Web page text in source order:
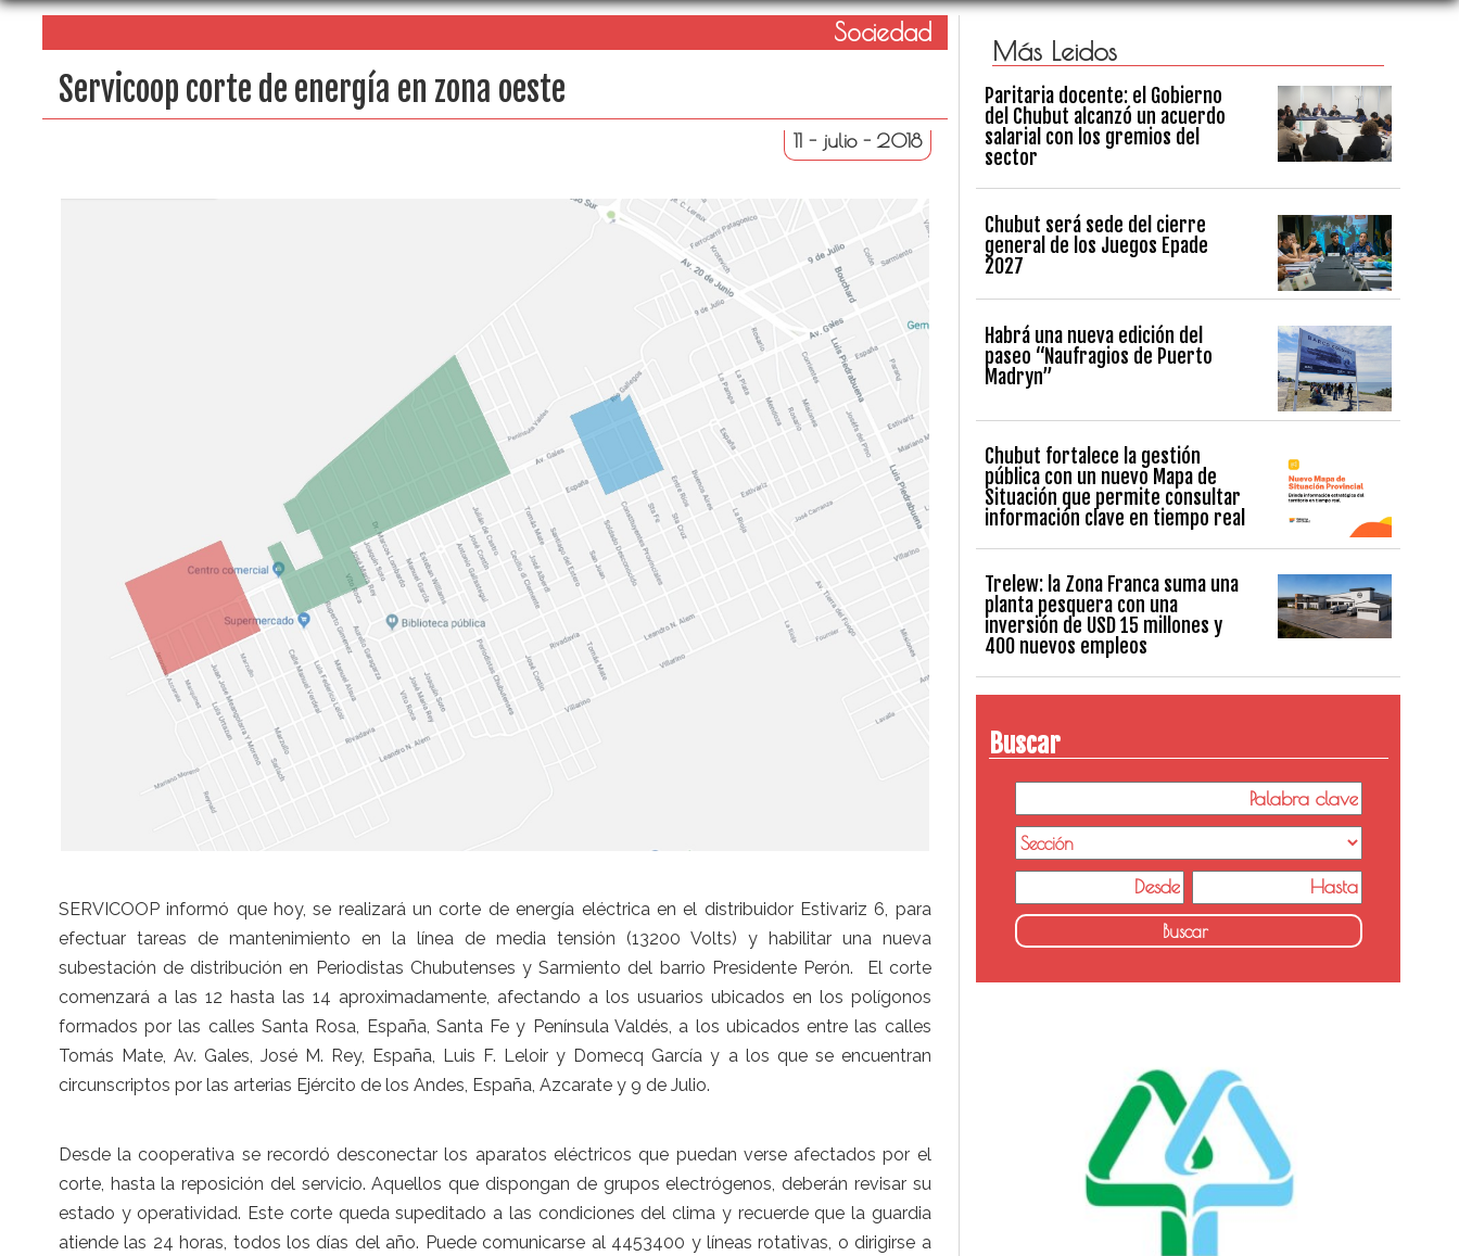
Sociedad
Servicoop corte de energía en zona oeste
11 - julio - 2018
SERVICOOP informó que hoy, se realizará un corte de energía eléctrica en el distribuidor Estivariz 6, para
efectuar tareas de mantenimiento en la línea de media tensión (13200 Volts) y habilitar una nueva
subestación de distribución en Periodistas Chubutenses y Sarmiento del barrio Presidente Perón. El corte
comenzará a las 12 hasta las 14 aproximadamente, afectando a los usuarios ubicados en los polígonos
formados por las calles Santa Rosa, España, Santa Fe y Península Valdés, a los ubicados entre las calles
Tomás Mate, Av. Gales, José M. Rey, España, Luis F. Leloir y Domecq García y a los que se encuentran
circunscriptos por las arterias Ejército de los Andes, España, Azcarate y 9 de Julio.
Desde la cooperativa se recordó desconectar los aparatos eléctricos que puedan verse afectados por el
corte, hasta la reposición del servicio. Aquellos que dispongan de grupos electrógenos, deberán revisar su
estado y operatividad. Este corte queda supeditado a las condiciones del clima y recuerde que la guardia
atiende las 24 horas, todos los días del año. Puede comunicarse al 4453400 y líneas rotativas, o dirigirse a
Más Leidos
Paritaria docente: el Gobierno
del Chubut alcanzó un acuerdo
salarial con los gremios del
sector
Chubut será sede del cierre
general de los Juegos Epade
2027
Habrá una nueva edición del
paseo “Naufragios de Puerto
Madryn”
Chubut fortalece la gestión
pública con un nuevo Mapa de
Situación que permite consultar
información clave en tiempo real
Trelew: la Zona Franca suma una
planta pesquera con una
inversión de USD 15 millones y
400 nuevos empleos
Buscar